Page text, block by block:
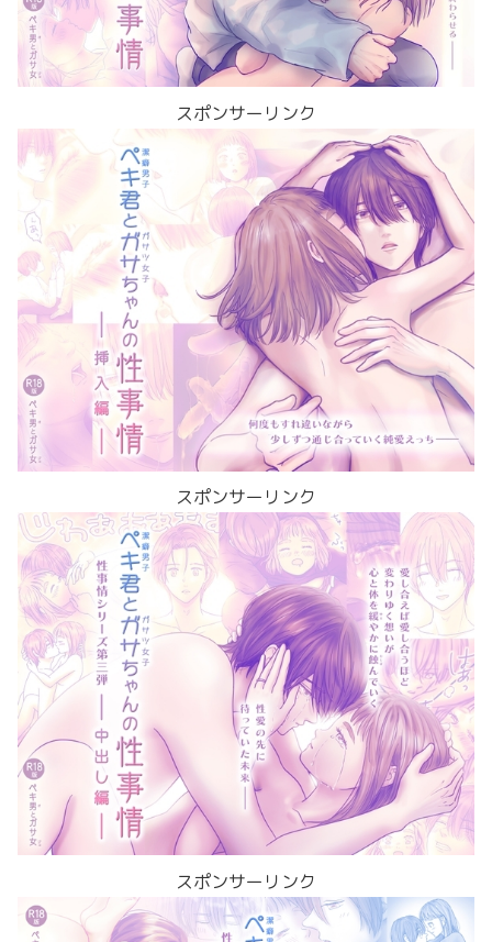
スポンサーリンク
スポンサーリンク
スポンサーリンク